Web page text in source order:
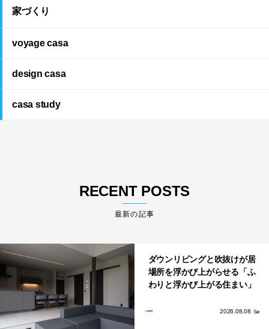
家づくり
voyage casa
design casa
casa study
RECENT POSTS
最新の記事
ダウンリビングと吹抜けが居
場所を浮かび上がらせる「ふ
わりと浮かび上がる住まい」
2026.08.08 Sat